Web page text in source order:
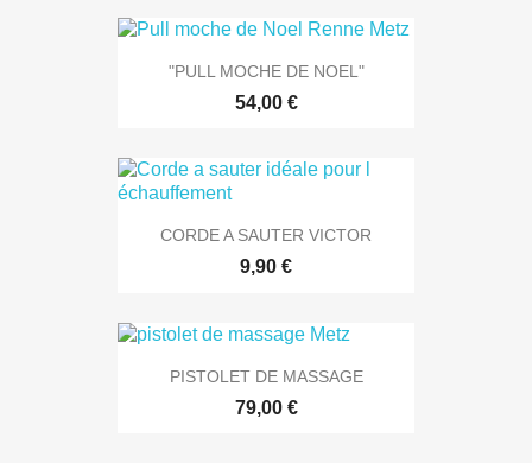
"PULL MOCHE DE NOEL"
54,00 €
CORDE A SAUTER VICTOR
9,90 €
PISTOLET DE MASSAGE
79,00 €